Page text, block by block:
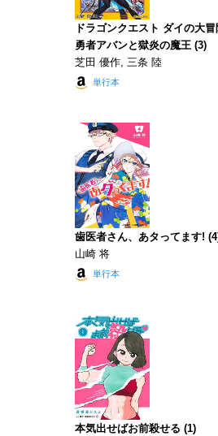
ドラゴンクエスト ダイの大冒
勇者アバンと獄炎の魔王 (3)
芝田 優作, 三条 陸
単行本
歯医者さん、あタってます!
山崎 将
単行本
本気出せばお前殺せる (1)